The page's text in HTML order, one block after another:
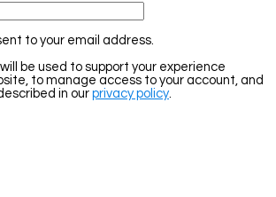
to your email address.
be used to support your experience
to manage access to your account, and
in our privacy policy